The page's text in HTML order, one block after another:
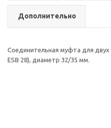
Дополнительно
Соединительная муфта для
ESB 28), диаметр 32/35 мм.